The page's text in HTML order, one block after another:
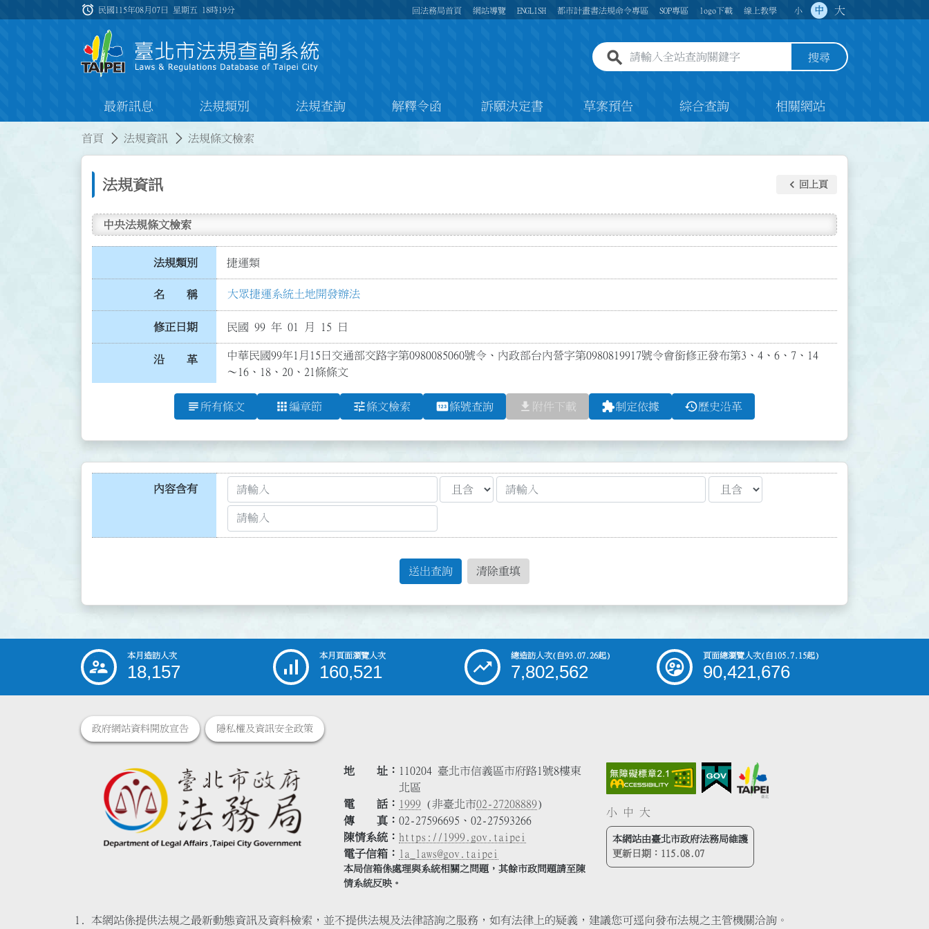
:::
alarm 民國115年08月07日 星期五 18時19分 回法務局首頁 網站導覽 ENGLISH 都市計畫書法規命令專區 SOP專區 logo下載 線上教學 小 中 大
全站查詢關鍵字欄位 搜尋
最新訊息 法規類別 法規查詢 解釋令函 訴願決定書 草案預告 綜合查詢 相關網站
首頁 法規資訊 法規條文檢索
法規資訊 keyboard_arrow_left 回上頁
中央法規條文檢索
法規類別 捷運類
名 稱 大眾捷運系統土地開發辦法
修正日期 民國 99 年 01 月 15 日
沿 革
中華民國99年1月15日交通部交路字第0980085060號令、內政部台內營字第0980819917號令會銜修正發布第3、4、6、7、14
～16、18、20、21條條文
subject 所有條文 apps 編章節 tune條文檢索 pin條號查詢 file_download 附件下載 extension制定依據 history歷史沿革
內容含有
送出查詢 清除重填
::: 本月造訪人次
18,157
本月頁面瀏覽人次
160,521
總造訪人次(自93.07.26起)
7,802,562
頁面總瀏覽人次(自105.7.15起)
90,421,676
政府網站資料開放宣告 隱私權及資訊安全政策
地 址
110204 臺北市信義區市府路1號8樓東
北區
電 話
1999 (非臺北市02-27208889)
傳 真
02-27596695、02-27593266
陳情系統
https://1999.gov.taipei
電子信箱
la_laws@gov.taipei
本局信箱係處理與系統相關之問題，其餘市政問題請至陳
情系統反映。
小 中 大
本網站由臺北市政府法務局維護
更新日期： 115.08.07
本網站係提供法規之最新動態資訊及資料檢索，並不提供法規及法律諮詢之服務，如有法律上的疑義，建議您可逕向發布法規之主管機關洽詢。